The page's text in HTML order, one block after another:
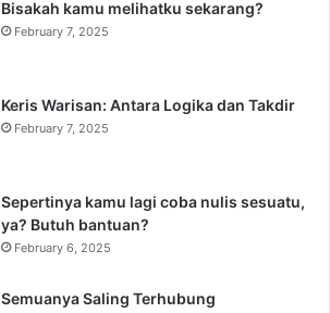
Bisakah kamu melihatku sekarang?
February 7, 2025
Keris Warisan: Antara Logika dan Takdir
February 7, 2025
Sepertinya kamu lagi coba nulis sesuatu,
ya? Butuh bantuan?
February 6, 2025
Semuanya Saling Terhubung